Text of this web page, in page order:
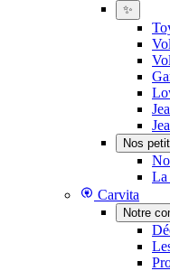
✨
Nos
La
Carvita
Notre